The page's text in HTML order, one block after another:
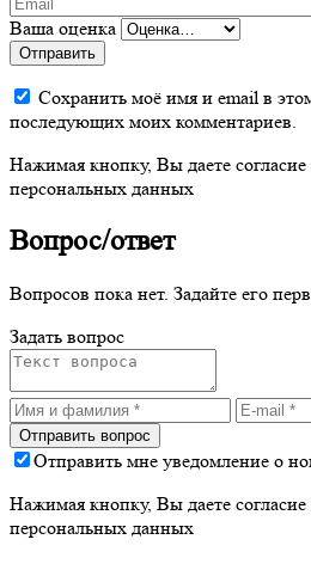
Ваша оценка
Отправить
Сохранить моё имя и email в
последующих моих комментариев.
Нажимая кнопку, Вы даете согласие
персональных данных
Вопрос/ответ
Вопросов пока нет. Задайте его
Задать вопрос
Отправить мне уведомление о
Нажимая кнопку, Вы даете согласие
персональных данных